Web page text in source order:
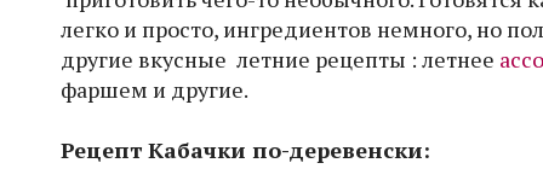
легко и просто, ингредиентов немного, но
другие вкусные летние рецепты : летнее
фаршем и другие.
Рецепт Кабачки по-деревенски: